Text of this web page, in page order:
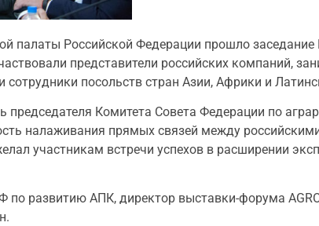
палаты Российской Федерации прошло
представители российских компаний,
сотрудники посольств стран Азии, Африки и
председателя Комитета Совета Федерации по
налаживания прямых связей между
участникам встречи успехов в расширении
развитию АПК, директор выставки-форума